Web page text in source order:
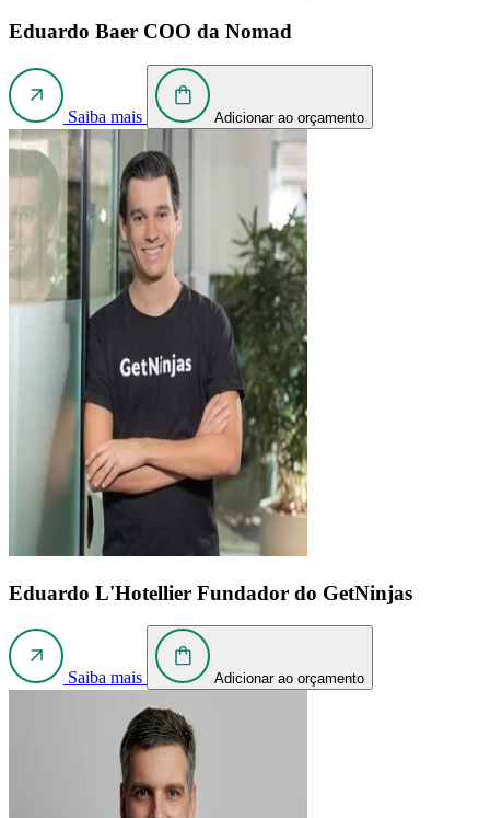
Eduardo Baer COO da Nomad
Saiba mais Adicionar ao orçamento
Eduardo L'Hotellier Fundador do GetNinjas
Saiba mais Adicionar ao orçamento